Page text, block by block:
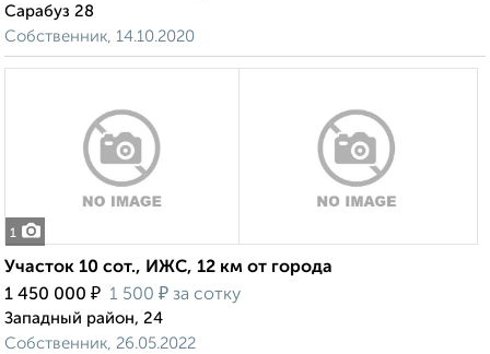
Сарабуз 28
Собственник, 14.10.2020
1
Участок 10 сот., ИЖС, 12 км от города
1 450 000 ₽ 1 500 ₽ за сотку
Западный район, 24
Собственник, 26.05.2022